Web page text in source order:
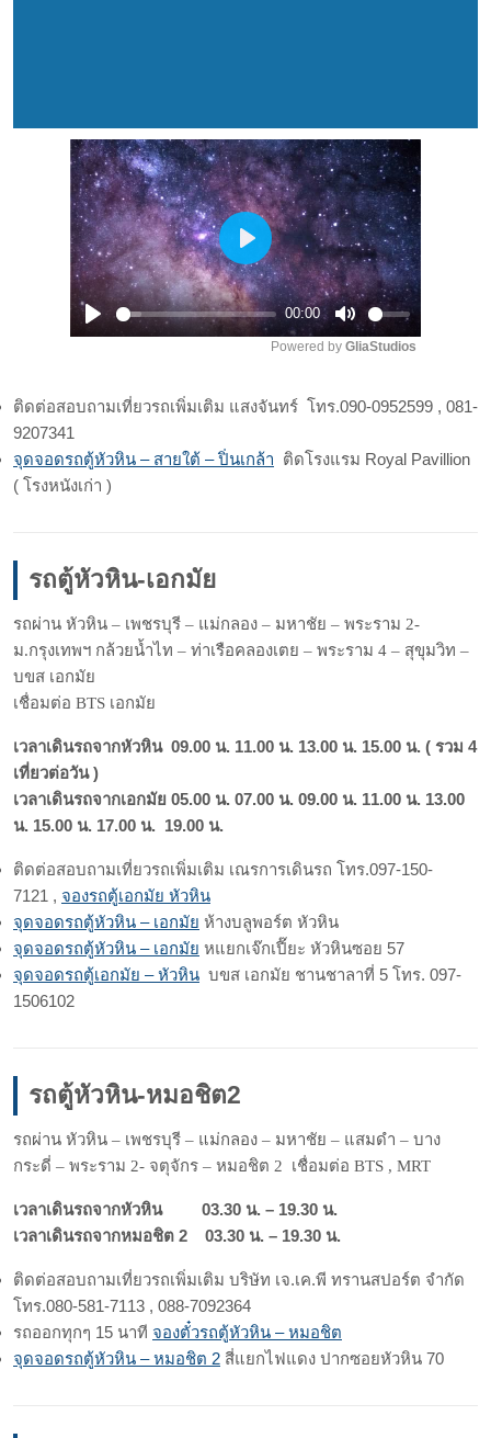
Play
00:00
Mute
Play
Powered by GliaStudios
ติดต่อสอบถามเที่ยวรถเพิ่มเติม แสงจันทร์ โทร.090-0952599 , 081-
9207341
จุดจอดรถตู้หัวหิน – สายใต้ – ปิ่นเกล้า ติดโรงแรม Royal Pavillion
( โรงหนังเก่า )
รถตู้หัวหิน-เอกมัย
รถผ่าน หัวหิน – เพชรบุรี – แม่กลอง – มหาชัย – พระราม 2-
ม.กรุงเทพฯ กล้วยน้ำไท – ท่าเรือคลองเตย – พระราม 4 – สุขุมวิท –
บขส เอกมัย
เชื่อมต่อ BTS เอกมัย
เวลาเดินรถจากหัวหิน 09.00 น. 11.00 น. 13.00 น. 15.00 น. ( รวม 4
เที่ยวต่อวัน )
เวลาเดินรถจากเอกมัย 05.00 น. 07.00 น. 09.00 น. 11.00 น. 13.00
น. 15.00 น. 17.00 น. 19.00 น.
ติดต่อสอบถามเที่ยวรถเพิ่มเติม เณรการเดินรถ โทร.097-150-
7121 , จองรถตู้เอกมัย หัวหิน
จุดจอดรถตู้หัวหิน – เอกมัย ห้างบลูพอร์ต หัวหิน
จุดจอดรถตู้หัวหิน – เอกมัย หแยกเจ๊กเปี๊ยะ หัวหินซอย 57
จุดจอดรถตู้เอกมัย – หัวหิน บขส เอกมัย ชานชาลาที่ 5 โทร. 097-
1506102
รถตู้หัวหิน-หมอชิต2
รถผ่าน หัวหิน – เพชรบุรี – แม่กลอง – มหาชัย – แสมดำ – บาง
กระดี่ – พระราม 2- จตุจักร – หมอชิต 2 เชื่อมต่อ BTS , MRT
เวลาเดินรถจากหัวหิน 03.30 น. – 19.30 น.
เวลาเดินรถจากหมอชิต 2 03.30 น. – 19.30 น.
ติดต่อสอบถามเที่ยวรถเพิ่มเติม บริษัท เจ.เค.พี ทรานสปอร์ต จำกัด
โทร.080-581-7113 , 088-7092364
รถออกทุกๆ 15 นาที จองตั๋วรถตู้หัวหิน – หมอชิต
จุดจอดรถตู้หัวหิน – หมอชิต 2 สี่แยกไฟแดง ปากซอยหัวหิน 70